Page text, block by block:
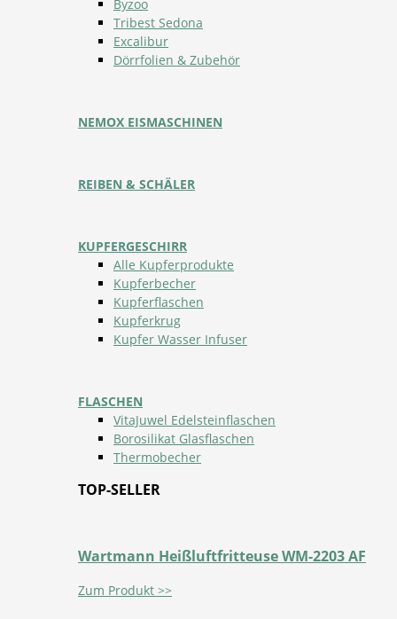
Byzoo
Tribest Sedona
Excalibur
Dörrfolien & Zubehör
NEMOX EISMASCHINEN
REIBEN & SCHÄLER
KUPFERGESCHIRR
Alle Kupferprodukte
Kupferbecher
Kupferflaschen
Kupferkrug
Kupfer Wasser Infuser
FLASCHEN
VitaJuwel Edelsteinflaschen
Borosilikat Glasflaschen
Thermobecher
TOP-SELLER
Wartmann Heißluftfritteuse WM-2203 AF
Zum Produkt >>